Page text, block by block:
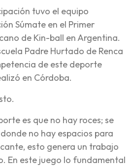
tuvo el equipo
Súmate en el Primer
de Kin-ball en Argentina.
Padre Hurtado de Renca
de este deporte
en Córdoba.
es que no hay roces; se
no hay espacios para
esto genera un trabajo
En este juego lo fundamental